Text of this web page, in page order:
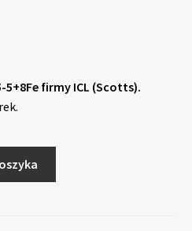
5+8Fe firmy ICL (Scotts).